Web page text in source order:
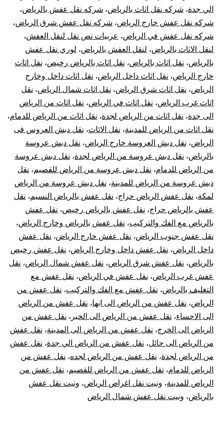
الي جدة، شركه نقل اثاث بالرياض، شركه نقل عفش بالرياض،
شركه نقل عفش خارج الرياض، شركه نقل عفش شرق الرياض،
شركه نقل عفش في الرياض، عربيات نص نقل لنقل العفش،
لنقل الاثاث بالرياض، لنقل العفش بالرياض، لوري نقل عفش
بالرياض، نقل اثاث بالرياض، نقل اثاث بالرياض رخيص، نقل اثاث
خارج الرياض، نقل اثاث داخل الرياض، نقل اثاث داخل وخارج
الرياض، نقل اثاث شرق الرياض، نقل اثاث شمال الرياض، نقل
اثاث غرب الرياض، نقل اثاث في الرياض، نقل اثاث من الرياض
الى جدة، نقل اثاث من الرياض لجدة، نقل اثاث من الرياض للدمام،
نقل اثاث من الرياض للمدينة، نقل الاثاث، نقل دبش العروس فى
الرياض، نقل دبش العروسة خارج الرياض، نقل دبش عروسة
بالرياض، نقل دبش عروسة من الرياض لجدة، نقل دبش عروسة
من الرياض للدمام، نقل دبش عروسة من الرياض للقصيم، نقل
دبش عروسة من الرياض للمدينة، نقل دبش عروسة من الرياض
لمكة، نقل عفش الرياض حراج، نقل عفش بالرياض النسيم، نقل
عفش بالرياض حراج، نقل عفش بالرياض رخيص، نقل عفش
بالرياض مع الفك والتركيب، نقل عفش بالرياض وخارج الرياض،
نقل عفش جنوب الرياض، نقل عفش خارج الرياض، نقل عفش
داخل الرياض، نقل عفش داخل وخارج الرياض، نقل عفش رخيص
بالرياض، نقل عفش شرق الرياض، نقل عفش شمال الرياض، نقل
عفش غرب الرياض، نقل عفش في الرياض، نقل عفش مع
التغليف بالرياض، نقل عفش مع الفك والتركيب، نقل عفش من
الرياض، نقل عفش من الرياض الى ابها، نقل عفش من الرياض
الى الاحساء، نقل عفش من الرياض الى الخبر ، نقل عفش من
الرياض الى الخرج، نقل عفش من الرياض الى المدينة، نقل عفش
من الرياض الى حائل، نقل عفش من الرياض الي جدة، نقل عفش
من الرياض لجدة، نقل عفش من الرياض لجده، نقل عفش من
الرياض للدمام، نقل عفش من الرياض للقصيم، نقل عفش من
الرياض للمدينة، ونيت نقل اغراض الرياض، ونيت نقل عفش
بالرياض، ونيت نقل عفش شمال الرياض